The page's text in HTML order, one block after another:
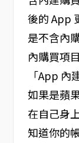
後的 App
是不含內
內購買項
「App 內
如果是蘋
在自己身
知道你的